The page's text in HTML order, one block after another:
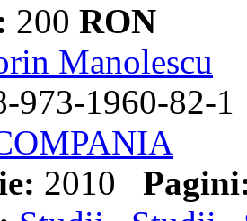
200 RON
Manolescu
973-1960-82-1
2010